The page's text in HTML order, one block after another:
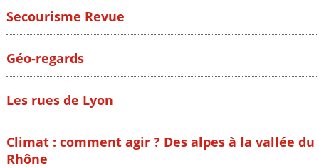
Secourisme Revue
Géo-regards
Les rues de Lyon
Climat : comment agir ? Des alpes à la vallée du
Rhône